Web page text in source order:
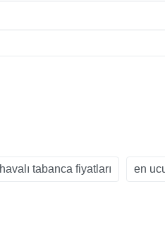
havalı tabanca fiyatları en